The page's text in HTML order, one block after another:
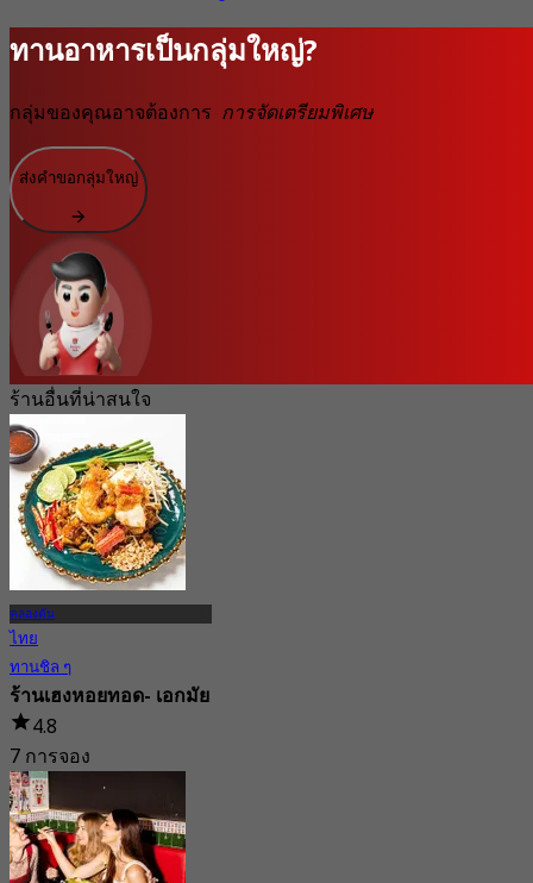
ทานอาหารเป็นกลุ่มใหญ่?
กลุ่มของคุณอาจต้องการ การจัดเตรียมพิเศษ
ส่งคำขอกลุ่มใหญ่
ร้านอื่นที่น่าสนใจ
คลองตัน
ไทย
ทานชิล ๆ
ร้านเฮงหอยทอด- เอกมัย
4.8
7 การจอง
จาก฿ 230